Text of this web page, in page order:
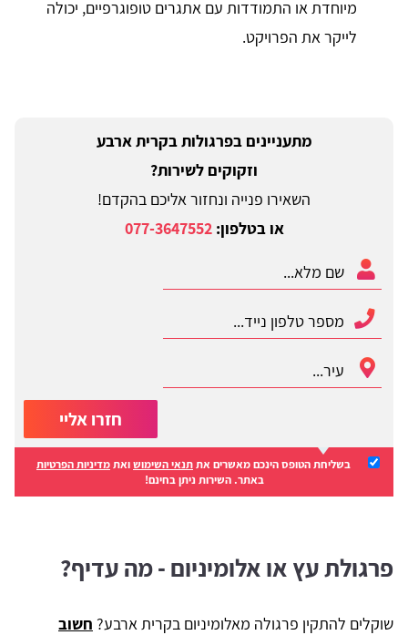
מיוחדת או התמודדות עם אתגרים טופוגרפיים, יכולה
לייקר את הפרויקט.
מתעניינים בפרגולות בקרית ארבע
וזקוקים לשירות?
השאירו פנייה ונחזור אליכם בהקדם!
או בטלפון:077-3647552
חזרו אליי
בשליחת הטופס הינכם מאשרים אתתנאי השימושואתמדיניות הפרטיות
באתר. השירות ניתן בחינם!
פרגולת עץ או אלומיניום - מה עדיף?
שוקלים להתקין פרגולה מאלומיניום בקרית ארבע? חשוב